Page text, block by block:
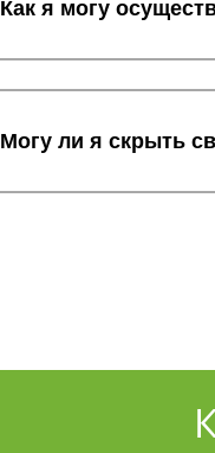
Как я могу
Могу ли я скрыть